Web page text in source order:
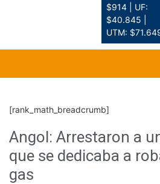
$914 | UF:
$40.845 |
UTM:
[rank_math_breadcrumb]
Angol: Arrestaron a
que se dedicaba a
gas